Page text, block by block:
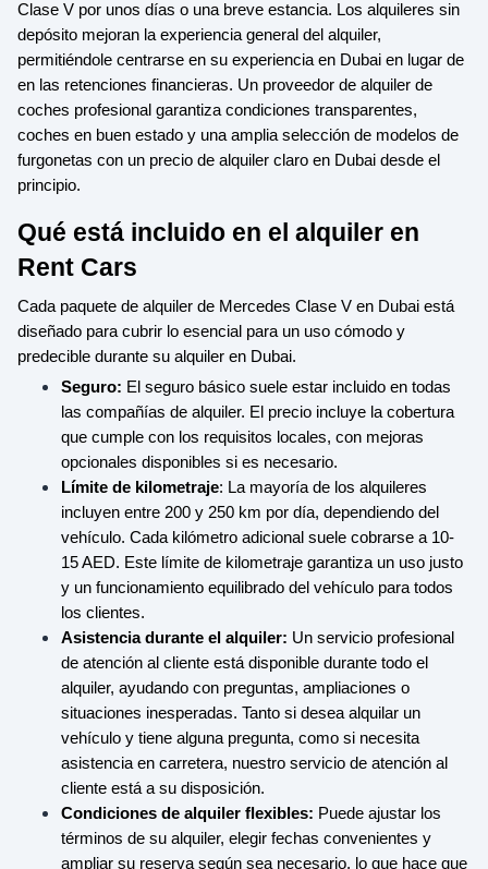
Clase V por unos días o una breve estancia. Los alquileres sin
depósito mejoran la experiencia general del alquiler,
permitiéndole centrarse en su experiencia en Dubai en lugar de
en las retenciones financieras. Un proveedor de alquiler de
coches profesional garantiza condiciones transparentes,
coches en buen estado y una amplia selección de modelos de
furgonetas con un precio de alquiler claro en Dubai desde el
principio.
Qué está incluido en el alquiler en
Rent Cars
Cada paquete de alquiler de Mercedes Clase V en Dubai está
diseñado para cubrir lo esencial para un uso cómodo y
predecible durante su alquiler en Dubai.
Seguro: El seguro básico suele estar incluido en todas
las compañías de alquiler. El precio incluye la cobertura
que cumple con los requisitos locales, con mejoras
opcionales disponibles si es necesario.
Límite de kilometraje: La mayoría de los alquileres
incluyen entre 200 y 250 km por día, dependiendo del
vehículo. Cada kilómetro adicional suele cobrarse a 10-
15 AED. Este límite de kilometraje garantiza un uso justo
y un funcionamiento equilibrado del vehículo para todos
los clientes.
Asistencia durante el alquiler: Un servicio profesional
de atención al cliente está disponible durante todo el
alquiler, ayudando con preguntas, ampliaciones o
situaciones inesperadas. Tanto si desea alquilar un
vehículo y tiene alguna pregunta, como si necesita
asistencia en carretera, nuestro servicio de atención al
cliente está a su disposición.
Condiciones de alquiler flexibles: Puede ajustar los
términos de su alquiler, elegir fechas convenientes y
ampliar su reserva según sea necesario, lo que hace que